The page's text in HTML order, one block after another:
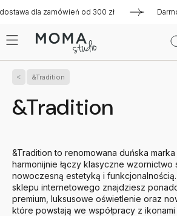
od 300 zł Darmowa
&Tradition
&Tradition
&Tradition to renomowana duńska
harmonijnie łączy klasyczne wzornictwo
nowoczesną estetyką i
sklepu internetowego znajdziesz
premium, luksusowe oświetlenie oraz
które powstają we współpracy z